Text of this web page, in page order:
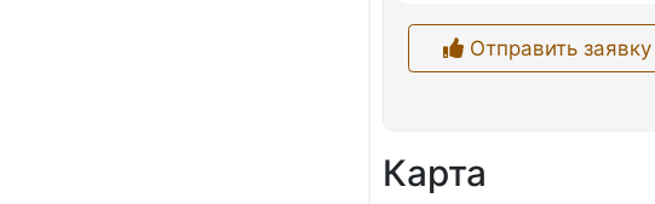
Отправить заявку
Карта